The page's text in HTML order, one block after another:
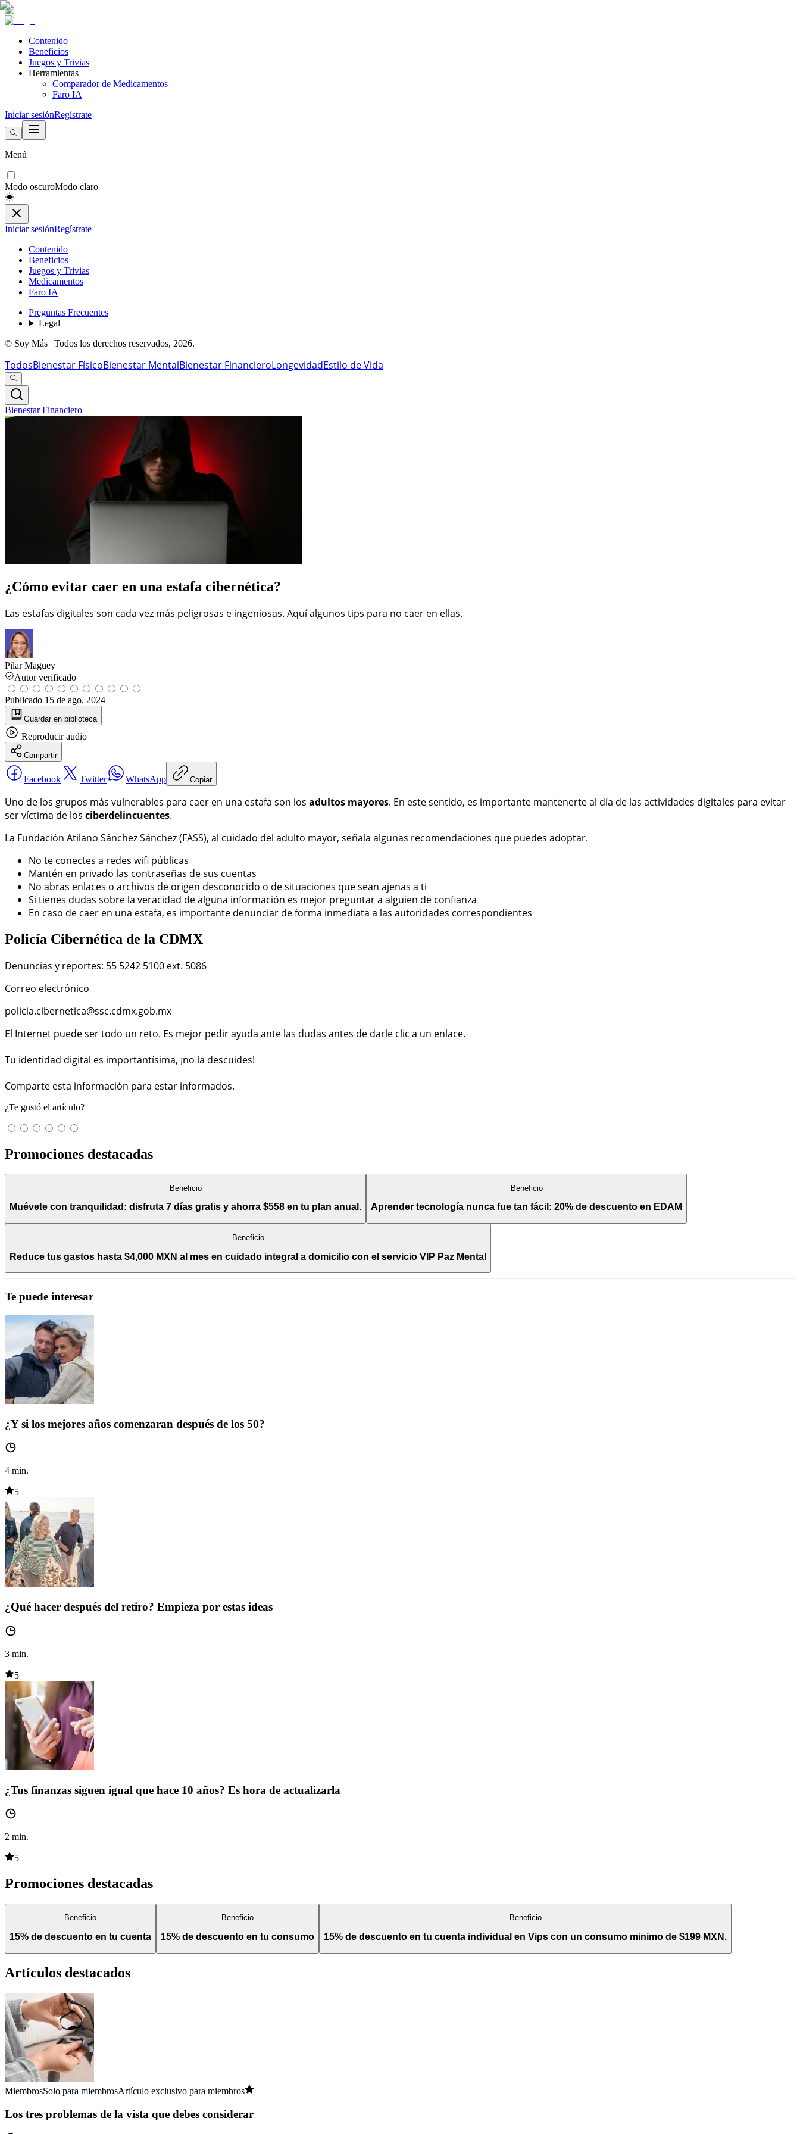
Contenido
Beneficios
Juegos y Trivias
Herramientas
Comparador de Medicamentos
Faro IA
Iniciar sesiónRegístrate
Menú
Modo oscuroModo claro
Iniciar sesiónRegístrate
Contenido
Beneficios
Juegos y Trivias
Medicamentos
Faro IA
Preguntas Frecuentes
Legal
© Soy Más | Todos los derechos reservados, 2026.
TodosBienestar FísicoBienestar MentalBienestar FinancieroLongevidadEstilo de Vida
Bienestar Financiero
¿Cómo evitar caer en una estafa cibernética?
Las estafas digitales son cada vez más peligrosas e ingeniosas. Aquí algunos tips para no caer en ellas.
Pilar Maguey
Autor verificado
Publicado 15 de ago, 2024
Guardar en biblioteca
Reproduciraudio
Compartir
Facebook Twitter WhatsApp Copiar
Uno de los grupos más vulnerables para caer en una estafa son los adultos mayores. En este sentido, es importante mantenerte al día de las actividades digitales para evitar
ser víctima de los ciberdelincuentes.
La Fundación Atilano Sánchez Sánchez (FASS), al cuidado del adulto mayor, señala algunas recomendaciones que puedes adoptar.
No te conectes a redes wifi públicas
Mantén en privado las contraseñas de sus cuentas
No abras enlaces o archivos de origen desconocido o de situaciones que sean ajenas a ti
Si tienes dudas sobre la veracidad de alguna información es mejor preguntar a alguien de confianza
En caso de caer en una estafa, es importante denunciar de forma inmediata a las autoridades correspondientes
Policía Cibernética de la CDMX
Denuncias y reportes: 55 5242 5100 ext. 5086
Correo electrónico
policia.cibernetica@ssc.cdmx.gob.mx
El Internet puede ser todo un reto. Es mejor pedir ayuda ante las dudas antes de darle clic a un enlace.
Tu identidad digital es importantísima, ¡no la descuides!
Comparte esta información para estar informados.
¿Te gustó el artículo?
Promociones destacadas
Beneficio
Muévete con tranquilidad: disfruta 7 días gratis y ahorra $558 en tu plan anual.
Beneficio
Aprender tecnología nunca fue tan fácil: 20% de descuento en EDAM
Beneficio
Reduce tus gastos hasta $4,000 MXN al mes en cuidado integral a domicilio con el servicio VIP Paz Mental
Te puede interesar
¿Y si los mejores años comenzaran después de los 50?
4 min.
5
¿Qué hacer después del retiro? Empieza por estas ideas
3 min.
5
¿Tus finanzas siguen igual que hace 10 años? Es hora de actualizarla
2 min.
5
Promociones destacadas
Beneficio
15% de descuento en tu cuenta
Beneficio
15% de descuento en tu consumo
Beneficio
15% de descuento en tu cuenta individual en Vips con un consumo minimo de $199 MXN.
Artículos destacados
MiembrosSolo para miembrosArtículo exclusivo para miembros
Los tres problemas de la vista que debes considerar